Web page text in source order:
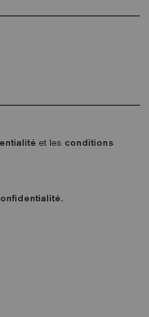
et les conditions